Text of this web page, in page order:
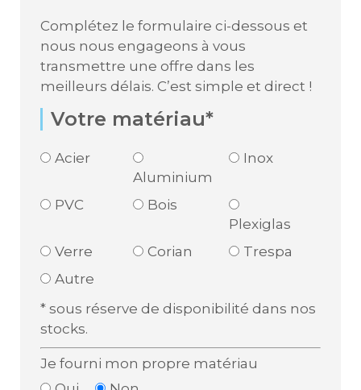
Complétez le formulaire ci-dessous et
nous nous engageons à vous
transmettre une offre dans les
meilleurs délais. C’est simple et direct !
Votre matériau*
Acier
Aluminium
Inox
PVC
Bois
Plexiglas
Verre
Corian
Trespa
Autre
* sous réserve de disponibilité dans nos
stocks.
Je fourni mon propre matériau